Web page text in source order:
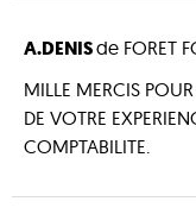
A.DENISde FORET
MILLE MERCIS
DE VOTRE
COMPTABILITE.